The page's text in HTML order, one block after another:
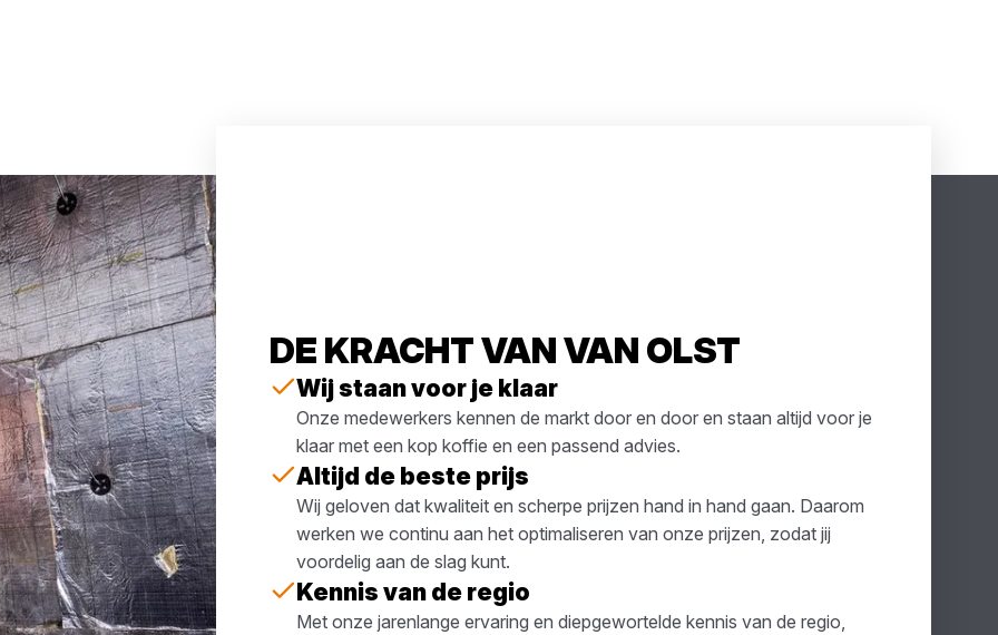
DE KRACHT VAN VAN OLST
Wij staan voor je klaar
Onze medewerkers kennen de markt door en door en staan altijd voor je
klaar met een kop koffie en een passend advies.
Altijd de beste prijs
Wij geloven dat kwaliteit en scherpe prijzen hand in hand gaan. Daarom
werken we continu aan het optimaliseren van onze prijzen, zodat jij
voordelig aan de slag kunt.
Kennis van de regio
Met onze jarenlange ervaring en diepgewortelde kennis van de regio,